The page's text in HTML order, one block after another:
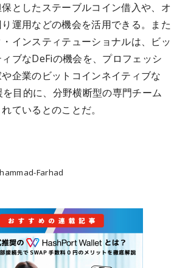
としたステーブルコイン借入や、オ
運用などの機会を活用できる。また
インスティテューショナルは、ビッ
ィブなDeFiの機会を、プロフェッシ
企業のビットコインネイティブな
目的に、分野横断型の専門チーム
ているとのことだ。
Farhad